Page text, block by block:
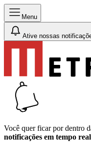
Menu
Ative nossas
Você quer ficar por dentro
notificações em tempo